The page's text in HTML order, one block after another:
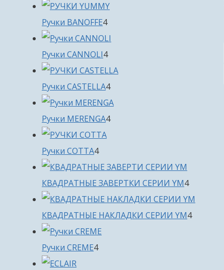
товара
Ручки BANOFFE44
товара
Ручки CANNOLI44
товара
Ручки CASTELLA44
товара
Ручки MERENGA44
Ручки COTTA44
товара
КВАДРАТНЫЕ ЗАВЕРТКИ СЕРИИ YM44
товара
КВАДРАТНЫЕ НАКЛАДКИ СЕРИИ YM44
Ручки CREME44